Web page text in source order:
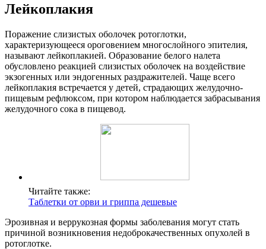
Лейкоплакия
Поражение слизистых оболочек ротоглотки,
характеризующееся ороговением многослойного эпителия,
называют лейкоплакией. Образование белого налета
обусловлено реакцией слизистых оболочек на воздействие
экзогенных или эндогенных раздражителей. Чаще всего
лейкоплакия встречается у детей, страдающих желудочно-
пищевым рефлюксом, при котором наблюдается забрасывания
желудочного сока в пищевод.
Читайте также:
Таблетки от орви и гриппа дешевые
Эрозивная и веррукозная формы заболевания могут стать
причиной возникновения недоброкачественных опухолей в
ротоглотке.